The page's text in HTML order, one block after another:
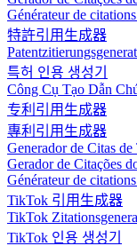
Générateur de
特許引用生成器
특허 인용 생성기
Công Cụ Tạo Dẫn
专利引用生成器
專利引用生成器
Generador de Citas
Gerador de Citações
Générateur de
TikTok 引用生成器
TikTok
TikTok 인용 생성기